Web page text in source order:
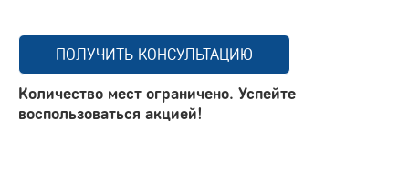
ПОЛУЧИТЬ КОНСУЛЬТАЦИЮ
Количество мест ограничено. Успейте
воспользоваться акцией!